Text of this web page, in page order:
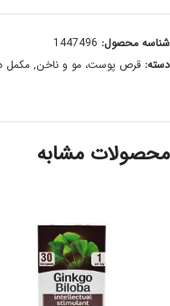
شناسه محصول: 1447496
دسته: قرص پوست، مو و ناخن, مکمل
محصولات مشابه